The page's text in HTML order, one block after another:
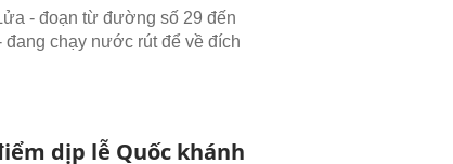
- đoạn từ đường số 29 đến
chạy nước rút để về đích
dịp lễ Quốc khánh